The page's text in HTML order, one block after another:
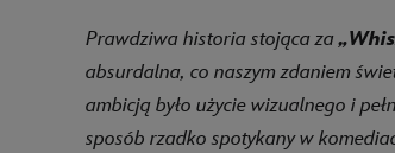
Prawdziwa historia stojąca za
absurdalna, co naszym zdaniem
ambicją było użycie wizualnego i
sposób rzadko spotykany w